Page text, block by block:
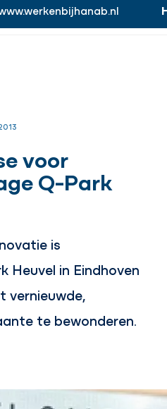
Werken bij
voor
Q-Park
is
Heuvel in Eindhoven
vernieuwde,
te bewonderen.